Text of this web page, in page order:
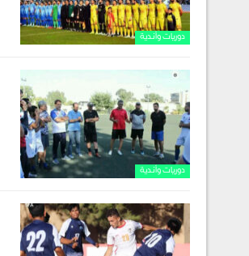
دوريات وأندية
دوريات وأندية